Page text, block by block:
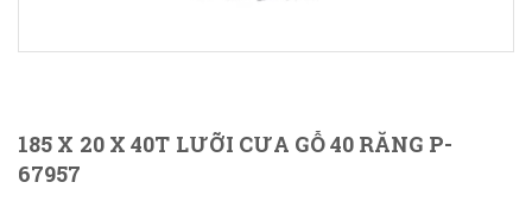
185 X 20 X 40T LƯỠI CƯA GỖ 40 RĂNG P-
67957